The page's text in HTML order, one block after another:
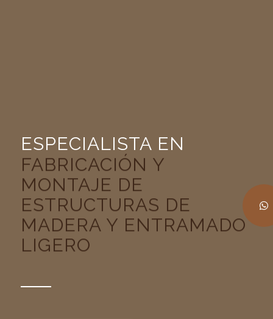
ESPECIALISTA EN
DISEÑO E INGENIERIA
EN MADERA